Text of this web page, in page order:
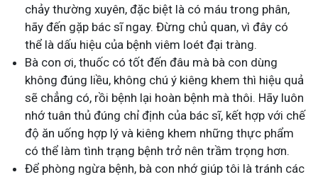
chảy thường xuyên, đặc biệt là có máu trong phân,
hãy đến gặp bác sĩ ngay. Đừng chủ quan, vì đây có
thể là dấu hiệu của bệnh viêm loét đại tràng.
Bà con ơi, thuốc có tốt đến đâu mà bà con dùng
không đúng liều, không chú ý kiêng khem thì hiệu quả
sẽ chẳng có, rồi bệnh lại hoàn bệnh mà thôi. Hãy luôn
nhớ tuân thủ đúng chỉ định của bác sĩ, kết hợp với chế
độ ăn uống hợp lý và kiêng khem những thực phẩm
có thể làm tình trạng bệnh trở nên trầm trọng hơn.
Để phòng ngừa bệnh, bà con nhớ giúp tôi là tránh các